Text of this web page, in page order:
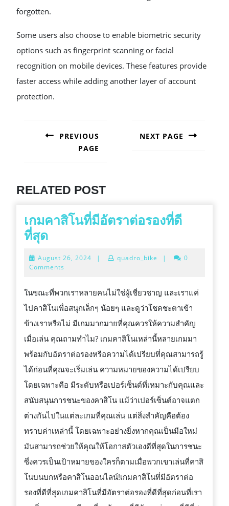
forgotten.
Some users also choose to enable biometric security
options such as fingerprint scanning or facial
recognition on mobile devices. These features provide
faster access while adding another layer of account
protection.
NAVIGATION
PREVIOUS
PAGE
NEXT PAGE
RELATED POST
เกมคาสิโนที่มีอัตราต่อรองที่ดี
ที่สุดเกม
สิ
ที่
มี
อัตรา
ต่อ
รอง
ที่
ดี
ที่สุด
August 26, 2024 August
| quadro_bike |
0
Comments
ในขณะที่พวกเราหลายคนไม่ใช่ผู้เชี่ยวชาญ และเราแค่
ไปคาสิโนเพื่อสนุกเล็กๆ น้อยๆ และดูว่าโชคชะตาเข้า
ข้างเราหรือไม่ มีเกมมากมายที่คุณควรให้ความสำคัญ
เมื่อเล่น คุณถามทำไม? เกมคาสิโนเหล่านี้หลายเกมมา
พร้อมกับอัตราต่อรองหรือความได้เปรียบที่คุณสามารถรู้
ได้ก่อนที่คุณจะเริ่มเล่น ความหมายของความได้เปรียบ
โดยเฉพาะคือ มีระดับหรือเปอร์เซ็นต์ที่เหมาะกับคุณและ
สนับสนุนการชนะของคาสิโน แม้ว่าเปอร์เซ็นต์อาจแตก
ต่างกันไปในแต่ละเกมที่คุณเล่น แต่สิ่งสำคัญคือต้อง
ทราบค่าเหล่านี้ โดยเฉพาะอย่างยิ่งหากคุณเป็นมือใหม่
มันสามารถช่วยให้คุณให้โอกาสตัวเองดีที่สุดในการชนะ
ซึ่งควรเป็นเป้าหมายของใครก็ตามเมื่อพวกเขาเล่นที่คาสิ
โนบนบกหรือคาสิโนออนไลน์!เกมคาสิโนที่มีอัตราต่อ
รองที่ดีที่สุดเกมคาสิโนที่มีอัตราต่อรองที่ดีที่สุดก่อนที่เรา